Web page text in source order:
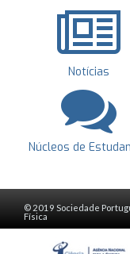
Notícias
Núcleos de
© 2019 Sociedade
Física